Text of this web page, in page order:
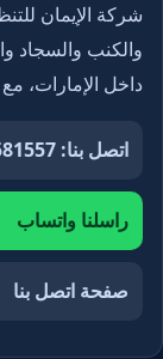
شركة الإيمان
والكنب والسجاد
داخل الإمارات،
اتصل بنا: 0561581557
راسلنا واتساب
صفحة اتصل بنا